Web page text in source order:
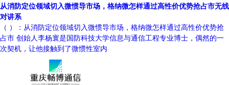
从消防定位领域切入微惯导市场，格纳微怎样通过高性价优势抢占市无线
对讲系
（ ）：从消防定位领域切入微惯导市场，格纳微怎样通过高性价优势抢
占市 创始人李杨寰是国防科技大学信息与通信工程专业博士，偶然的一
次契机，让他接触到了微惯性室内